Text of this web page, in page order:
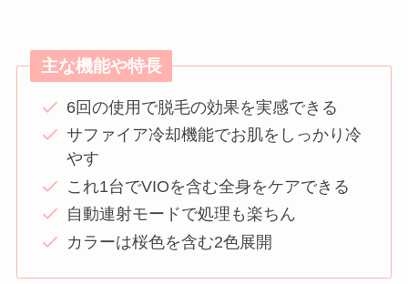
主な機能や特長
6回の使用で脱毛の効果を実感できる
サファイア冷却機能でお肌をしっかり冷
やす
これ1台でVIOを含む全身をケアできる
自動連射モードで処理も楽ちん
カラーは桜色を含む2色展開